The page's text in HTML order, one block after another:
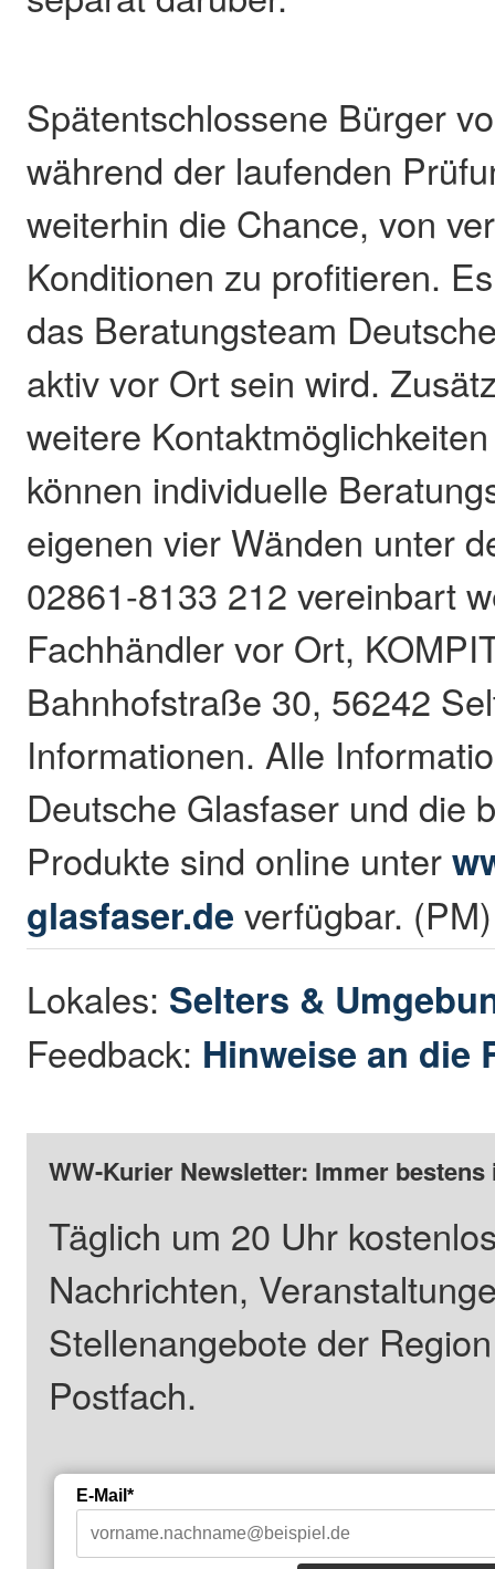
Spätentschlossene Bürger
während der laufenden
weiterhin die Chance, von
Konditionen zu profitieren.
das Beratungsteam
aktiv vor Ort sein wird.
weitere
können individuelle
eigenen vier Wänden unter
02861-8133 212 vereinbart
Fachhändler vor Ort,
Bahnhofstraße 30, 56242
Informationen. Alle
Deutsche Glasfaser und die
Produkte sind online unter
glasfaser.de verfügbar. (PM)
Lokales: Selters &
Feedback: Hinweise an die
WW-Kurier Newsletter: Immer
Täglich um 20 Uhr
Nachrichten,
Stellenangebote der
Postfach.
E-Mail*